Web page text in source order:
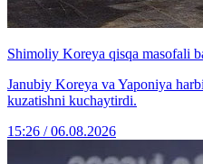
Shimoliy Koreya qisqa masofali
Janubiy Koreya va Yaponiya
kuzatishni kuchaytirdi.
15:26 / 06.08.2026